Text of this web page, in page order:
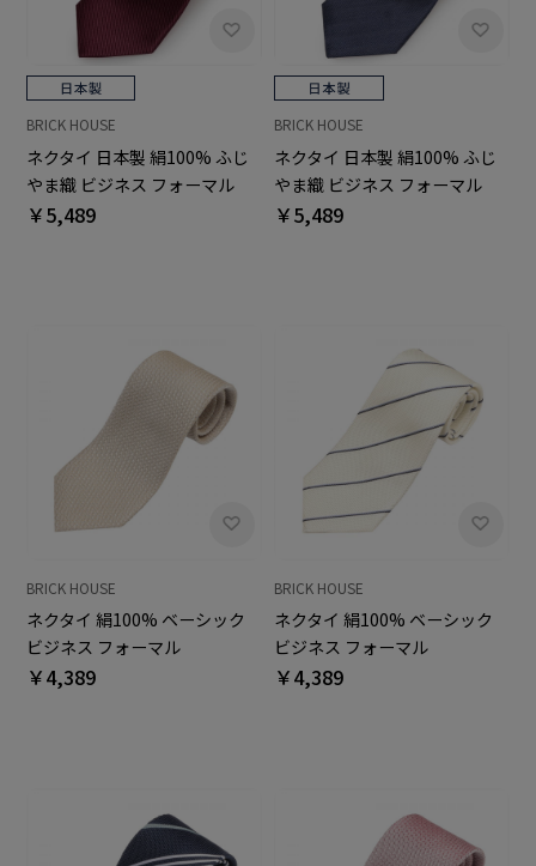
BRICK HOUSE
ネクタイ 日本製 絹100% ふじ
やま織 ビジネス フォーマル
￥5,489
BRICK HOUSE
ネクタイ 日本製 絹100% ふじ
やま織 ビジネス フォーマル
￥5,489
BRICK HOUSE
ネクタイ 絹100% ベーシック
ビジネス フォーマル
￥4,389
BRICK HOUSE
ネクタイ 絹100% ベーシック
ビジネス フォーマル
￥4,389